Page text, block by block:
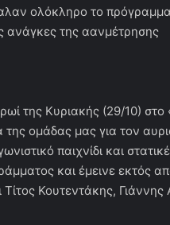
ολόκληρο το
ανάγκες της αανμέτρησης
της Κυριακής (29/10)
της ομάδας μας για τον
παιχνίδι και
και έμεινε εκτός
Τίτος Κουτεντάκης,